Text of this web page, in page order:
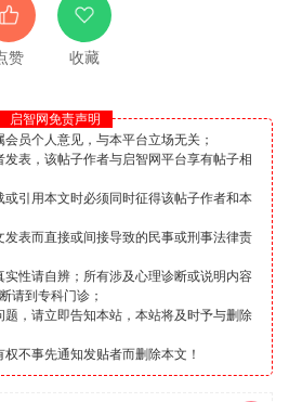
赞 收藏
启智网免责声明
员个人意见，与本平台立场无关；
表，该帖子作者与启智网平台享有帖子相
引用本文时必须同时征得该帖子作者和本
表而直接或间接导致的民事或刑事法律责
性请自辨；所有涉及心理诊断或说明内容
请到专科门诊；
，请立即告知本站，本站将及时予与删除
不事先通知发贴者而删除本文！